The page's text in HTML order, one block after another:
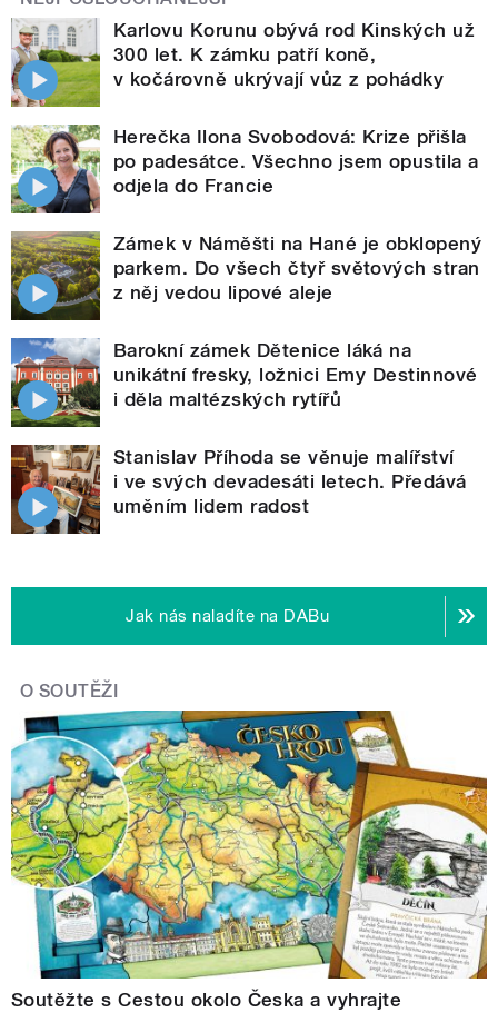
Karlovu Korunu obývá rod Kinských už
300 let. K zámku patří koně,
v kočárovně ukrývají vůz z pohádky
Herečka Ilona Svobodová: Krize přišla
po padesátce. Všechno jsem opustila a
odjela do Francie
Zámek v Náměšti na Hané je obklopený
parkem. Do všech čtyř světových stran
z něj vedou lipové aleje
Barokní zámek Dětenice láká na
unikátní fresky, ložnici Emy Destinnové
i děla maltézských rytířů
Stanislav Příhoda se věnuje malířství
i ve svých devadesáti letech. Předává
uměním lidem radost
Jak nás naladíte na DABu
O SOUTĚŽI
Soutěžte s Cestou okolo Česka a vyhrajte